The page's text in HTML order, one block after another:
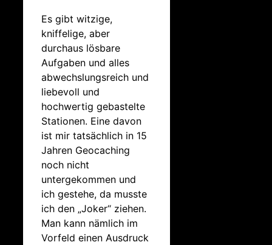
Es gibt witzige,
kniffelige, aber
durchaus lösbare
Aufgaben und alles
abwechslungsreich und
liebevoll und
hochwertig gebastelte
Stationen. Eine davon
ist mir tatsächlich in 15
Jahren Geocaching
noch nicht
untergekommen und
ich gestehe, da musste
ich den „Joker“ ziehen.
Man kann nämlich im
Vorfeld einen Ausdruck